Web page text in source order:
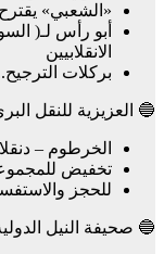
«الشعبي»
أبو رأس لـ(
الانقلابيين
بركلات الترجيح..
🔵 العزيزية للنقل
الخرطوم –
تخفيض
للحجز والاستفسار
🔵 صحيفة النيل